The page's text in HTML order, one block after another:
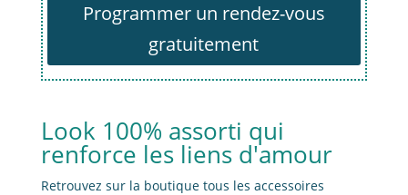
Programmer un rendez-vous
gratuitement
Look 100% assorti qui
renforce les liens d'amour
Retrouvez sur la boutique tous les accessoires